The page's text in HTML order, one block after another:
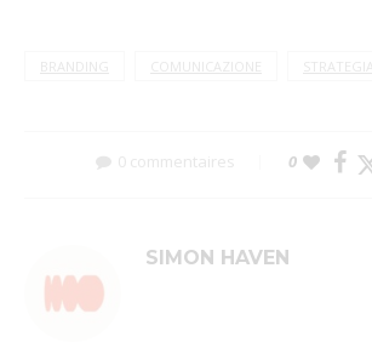
BRANDING COMUNICAZIONE STRATEGIA
0 commentaires 0
SIMON HAVEN